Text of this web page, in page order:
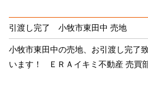
引渡し完了 小牧市東田中 売地
小牧市東田中の売地、お引渡し完了
います！ ＥＲＡイキミ不動産 売買